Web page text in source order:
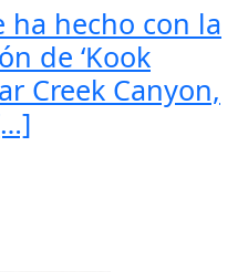
ha hecho con la
de ‘Kook
Creek Canyon,